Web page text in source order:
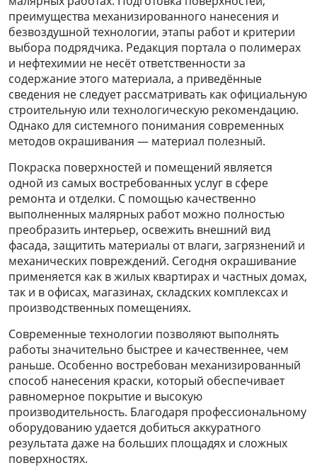
преимущества механизированного нанесения и
безвоздушной технологии, этапы работ и критерии
выбора подрядчика. Редакция портала о полимерах
и нефтехимии не несёт ответственности за
содержание этого материала, а приведённые
сведения не следует рассматривать как официальную
строительную или технологическую рекомендацию.
Однако для системного понимания современных
методов окрашивания — материал полезный.
Покраска поверхностей и помещений является
одной из самых востребованных услуг в сфере
ремонта и отделки. С помощью качественно
выполненных малярных работ можно полностью
преобразить интерьер, освежить внешний вид
фасада, защитить материалы от влаги, загрязнений и
механических повреждений. Сегодня окрашивание
применяется как в жилых квартирах и частных домах,
так и в офисах, магазинах, складских комплексах и
производственных помещениях.
Современные технологии позволяют выполнять
работы значительно быстрее и качественнее, чем
раньше. Особенно востребован механизированный
способ нанесения краски, который обеспечивает
равномерное покрытие и высокую
производительность. Благодаря профессиональному
оборудованию удается добиться аккуратного
результата даже на больших площадях и сложных
поверхностях.